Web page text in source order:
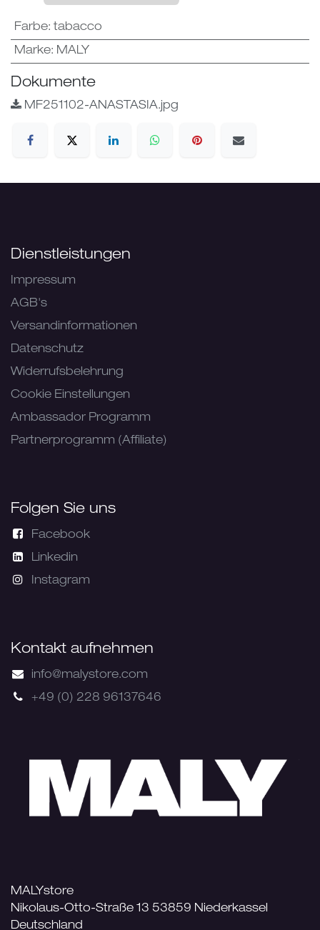
Farbe: tabacco
Marke: MALY
Dokumente
MF251102-ANASTASIA.jpg
Dienstleistungen
Impressum
AGB's
Versandinformationen
Datenschutz
Widerrufsbelehrung
Cookie Einstellungen
Ambassador Programm
Partnerprogramm (Affiliate)
Folgen Sie uns
Facebook
Linkedin
Instagram
Kontakt aufnehmen
info@malystore.com
+49 (0) 228 96137646
MALYstore
Nikolaus-Otto-Straße 13 53859 Niederkassel
Deutschland